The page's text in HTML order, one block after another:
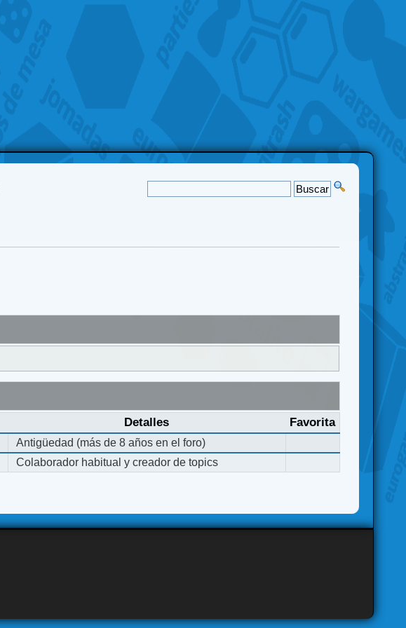
Detalles Favorita
Antigüedad (más de 8 años en el foro)
Colaborador habitual y creador de topics